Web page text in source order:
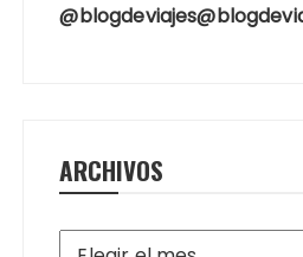
ARCHIVOS
Archivos